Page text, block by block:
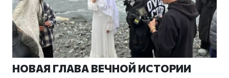
НОВАЯ ГЛАВА ВЕЧНОЙ ИСТОРИИ